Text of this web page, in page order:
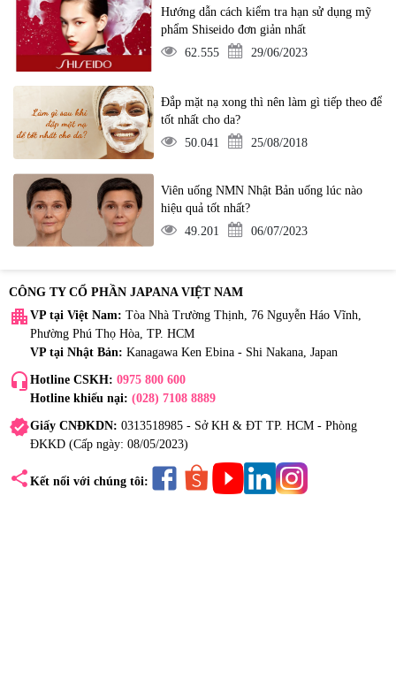
Hướng dẫn cách kiểm tra hạn sử dụng mỹ
phẩm Shiseido đơn giản nhất
62.555
29/06/2023
Đắp mặt nạ xong thì nên làm gì tiếp theo để
tốt nhất cho da?
50.041
25/08/2018
Viên uống NMN Nhật Bản uống lúc nào
hiệu quả tốt nhất?
49.201
06/07/2023
CÔNG TY CỔ PHẦN JAPANA VIỆT NAM
apartment VP tại Việt Nam: Tòa Nhà Trường Thịnh, 76 Nguyễn Háo Vĩnh,
Phường Phú Thọ Hòa, TP. HCM
VP tại Nhật Bản: Kanagawa Ken Ebina - Shi Nakana, Japan
headset_mic Hotline CSKH: 0975 800 600
Hotline khiếu nại: (028) 7108 8889
verifiedGiấy CNĐKDN: 0313518985 - Sở KH & ĐT TP. HCM - Phòng
ĐKKD (Cấp ngày: 08/05/2023)
share Kết nối với chúng tôi: